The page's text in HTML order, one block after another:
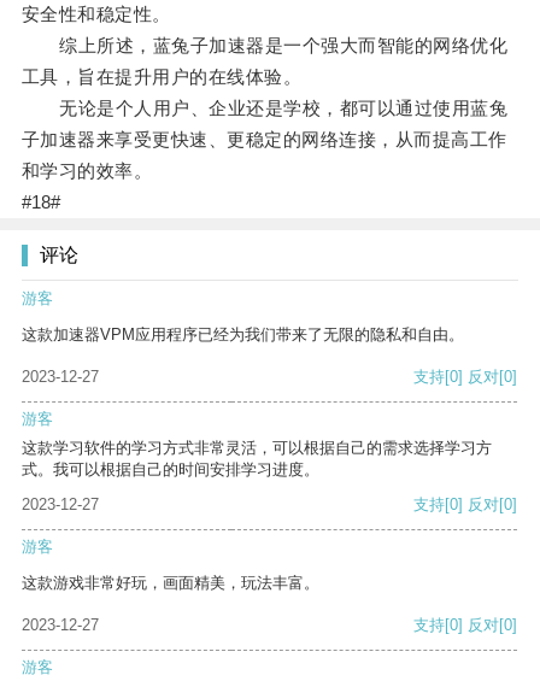
安全性和稳定性。
综上所述，蓝兔子加速器是一个强大而智能的网络优化
工具，旨在提升用户的在线体验。
无论是个人用户、企业还是学校，都可以通过使用蓝兔
子加速器来享受更快速、更稳定的网络连接，从而提高工作
和学习的效率。
#18#
评论
游客
这款加速器VPM应用程序已经为我们带来了无限的隐私和自由。
2023-12-27 支持[0] 反对[0]
游客
这款学习软件的学习方式非常灵活，可以根据自己的需求选择学习方
式。我可以根据自己的时间安排学习进度。
2023-12-27
支持[0] 反对[0]
游客
这款游戏非常好玩，画面精美，玩法丰富。
2023-12-27 支持[0] 反对[0]
游客